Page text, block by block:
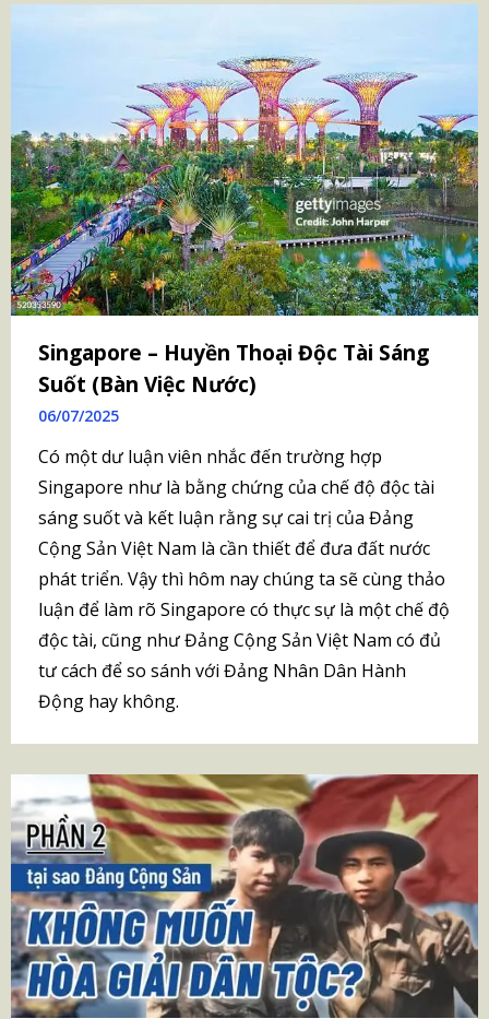
Singapore – Huyền Thoại Độc Tài Sáng
Suốt (Bàn Việc Nước)
06/07/2025
Có một dư luận viên nhắc đến trường hợp
Singapore như là bằng chứng của chế độ độc tài
sáng suốt và kết luận rằng sự cai trị của Đảng
Cộng Sản Việt Nam là cần thiết để đưa đất nước
phát triển. Vậy thì hôm nay chúng ta sẽ cùng thảo
luận để làm rõ Singapore có thực sự là một chế độ
độc tài, cũng như Đảng Cộng Sản Việt Nam có đủ
tư cách để so sánh với Đảng Nhân Dân Hành
Động hay không.